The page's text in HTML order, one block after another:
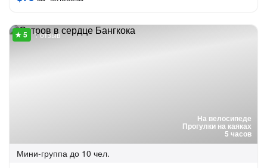
На велосипеде
Прогулки на каяках
5 часов
1 отзыв
Мини-группа до 10 чел.